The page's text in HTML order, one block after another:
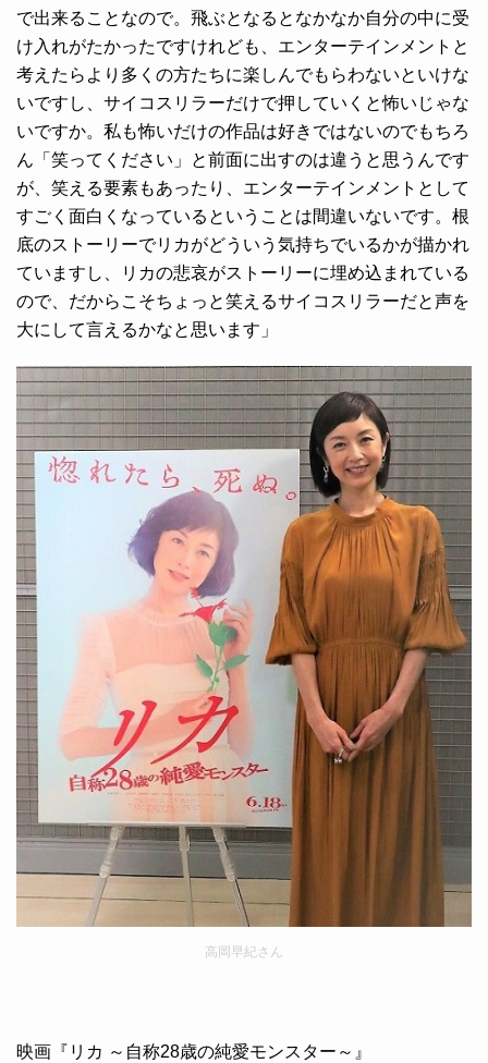
で出来ることなので。飛ぶとなるとなかなか自分の中に受
け入れがたかったですけれども、エンターテインメントと
考えたらより多くの方たちに楽しんでもらわないといけな
いですし、サイコスリラーだけで押していくと怖いじゃな
いですか。私も怖いだけの作品は好きではないのでもちろ
ん「笑ってください」と前面に出すのは違うと思うんです
が、笑える要素もあったり、エンターテインメントとして
すごく面白くなっているということは間違いないです。根
底のストーリーでリカがどういう気持ちでいるかが描かれ
ていますし、リカの悲哀がストーリーに埋め込まれている
ので、だからこそちょっと笑えるサイコスリラーだと声を
大にして言えるかなと思います」
高岡早紀さん
映画『リカ ～自称28歳の純愛モンスター～』